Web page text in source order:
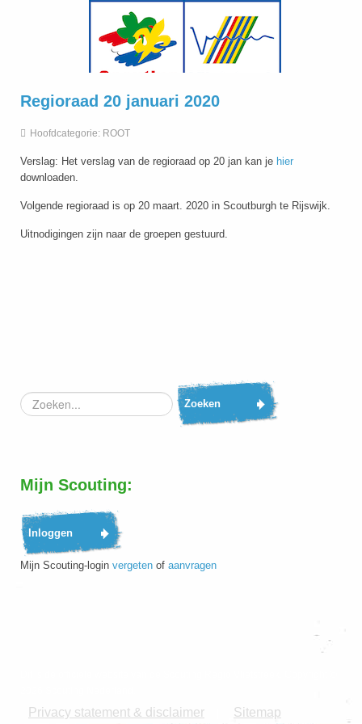
Regioraad 20 januari 2020
Hoofdcategorie: ROOT
Verslag: Het verslag van de regioraad op 20 jan kan je hier
downloaden.
Volgende regioraad is op 20 maart. 2020 in Scoutburgh te Rijswijk.
Uitnodigingen zijn naar de groepen gestuurd.
Zoeken
Mijn Scouting:
Mijn Scouting-login vergeten of aanvragen
Privacy statement & disclaimer Sitemap